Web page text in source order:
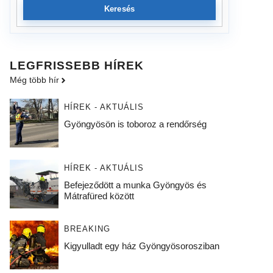
Keresés
LEGFRISSEBB HÍREK
Még több hír
HÍREK - AKTUÁLIS
Gyöngyösön is toboroz a rendőrség
HÍREK - AKTUÁLIS
Befejeződött a munka Gyöngyös és
Mátrafüred között
BREAKING
Kigyulladt egy ház Gyöngyösorosziban